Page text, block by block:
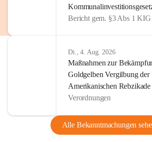
Bericht gem. §3 Abs 1
Di., 4. Aug. 2026
Maßnahmen zur
Goldgelben Vergilbung der
Amerikanischen Rebzikade
Verordnungen
Alle Bekanntmachungen